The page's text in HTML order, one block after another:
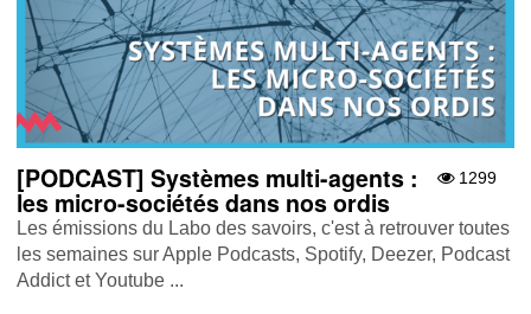
1299
[PODCAST] Systèmes multi-agents :
les micro-sociétés dans nos ordis
Les émissions du Labo des savoirs, c'est à retrouver toutes
les semaines sur Apple Podcasts , Spotify , Deezer , Podcast
Addict et Youtube ...